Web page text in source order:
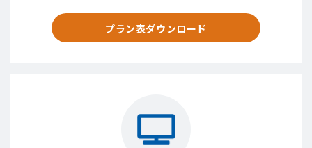
プラン表ダウンロード